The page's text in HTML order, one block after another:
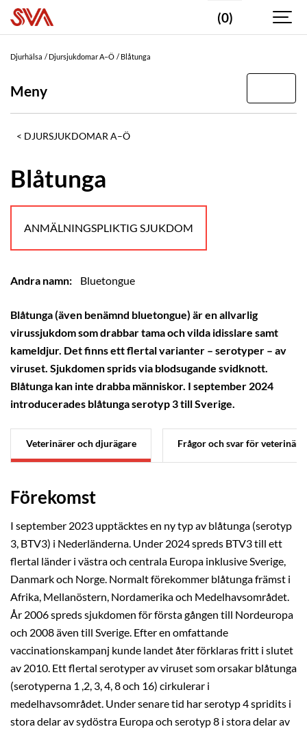
(0)
Djurhälsa Djursjukdomar A–Ö Blåtunga
Meny
DJURSJUKDOMAR A–Ö
Blåtunga
ANMÄLNINGSPLIKTIG SJUKDOM
Andra namn: Bluetongue
Blåtunga (även benämnd bluetongue) är en allvarlig
virussjukdom som drabbar tama och vilda idisslare samt
kameldjur. Det finns ett flertal varianter – serotyper – av
viruset. Sjukdomen sprids via blodsugande svidknott.
Blåtunga kan inte drabba människor. I september 2024
introducerades blåtunga serotyp 3 till Sverige.
Veterinärer och djurägare Frågor och svar för
Förekomst
I september 2023 upptäcktes en ny typ av blåtunga (serotyp
3, BTV3) i Nederländerna. Under 2024 spreds BTV3 till ett
flertal länder i västra och centrala Europa inklusive Sverige,
Danmark och Norge. Normalt förekommer blåtunga främst i
Afrika, Mellanöstern, Nordamerika och Medelhavsområdet.
År 2006 spreds sjukdomen för första gången till Nordeuropa
och 2008 även till Sverige. Efter en omfattande
vaccinationskampanj kunde landet åter förklaras fritt i slutet
av 2010. Ett flertal serotyper av viruset som orsakar blåtunga
(serotyperna 1 ,2, 3, 4, 8 och 16) cirkulerar i
medelhavsområdet. Under senare tid har serotyp 4 spridits i
stora delar av sydöstra Europa och serotyp 8 i stora delar av